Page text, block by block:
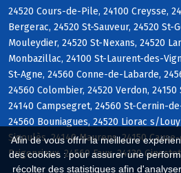
Afin de vous offrir la meilleure
des cookies : pour assurer une
récolter des statistiques afin
24520 Cours-de-Pile, 24100 Creysse,
Bergerac, 24520 St-Sauveur, 24520 St-
Mouleydier, 24520 St-Nexans, 24520
Monbazillac, 24100 St-Laurent-des-
St-Agne, 24560 Conne-de-Labarde,
24560 Colombier, 24520 Verdon,
24140 Campsegret, 24560 St-Cernin-
24560 Bouniagues, 24520 Liorac s/
Sigoulès, 24140 Maurens, 24150
Prigonrieux, 24560 Faux, 24130